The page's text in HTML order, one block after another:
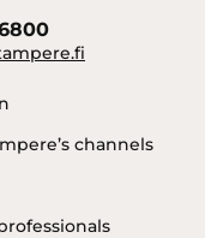
channels